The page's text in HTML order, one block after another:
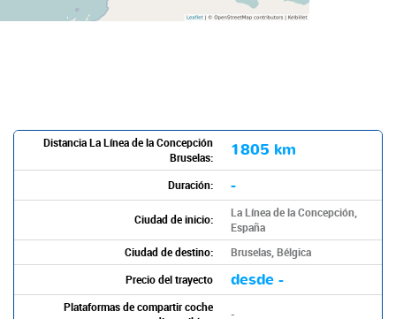
Distancia La Línea de la Concepción
Bruselas:
1805 km
Duración: -
Ciudad de inicio:
La Línea de la Concepción,
España
Ciudad de destino:
Bruselas, Bélgica
Precio del trayecto
desde -
Plataformas de compartir coche
-